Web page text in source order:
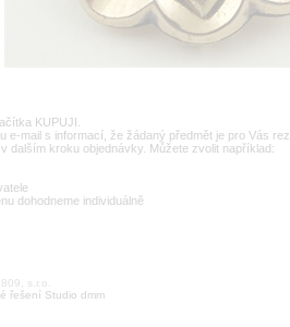
KUPUJI.
mail s informací, že žádaný předmět je pro Vás
dalším kroku objednávky. Můžete zvolit například:
dohodneme individuálně
s.r.o.
řešení Studio dmm